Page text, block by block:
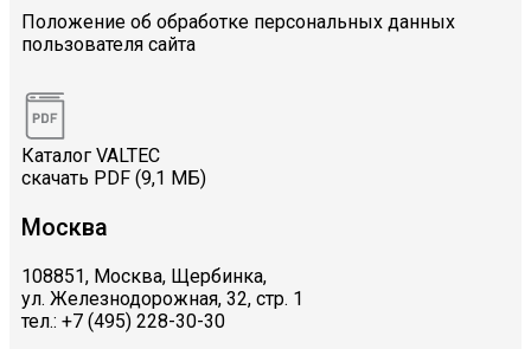
Положение об обработке персональных данных
пользователя сайта
Каталог VALTEC
скачать PDF (9,1 МБ)
Москва
108851, Москва, Щербинка,
ул. Железнодорожная, 32, стр. 1
тел.: +7 (495) 228-30-30